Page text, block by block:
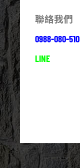
聯絡我們
0988-080-510
LINE